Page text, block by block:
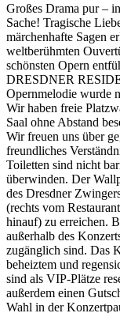
Großes Drama pur –
Sache! Tragische
märchenhafte Sagen
weltberühmten
schönsten Opern
DRESDNER
Opernmelodie wurde
Wir haben freie
Saal ohne Abstand
Wir freuen uns über
freundliches
Toiletten sind nicht
überwinden. Der
des Dresdner
(rechts vom
hinauf) zu erreichen.
außerhalb des
zugänglich sind. Das
beheiztem und
sind als VIP-Plätze
außerdem einen
Wahl in der